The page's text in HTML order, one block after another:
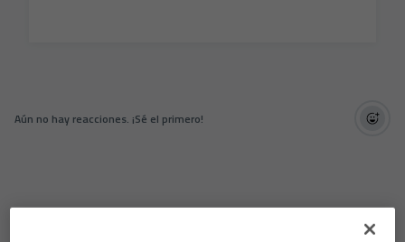
Aún no hay reacciones. ¡Sé el primero!